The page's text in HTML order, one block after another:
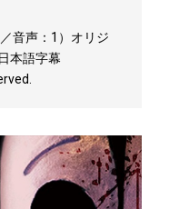
音声：1）オリジ
本語字幕